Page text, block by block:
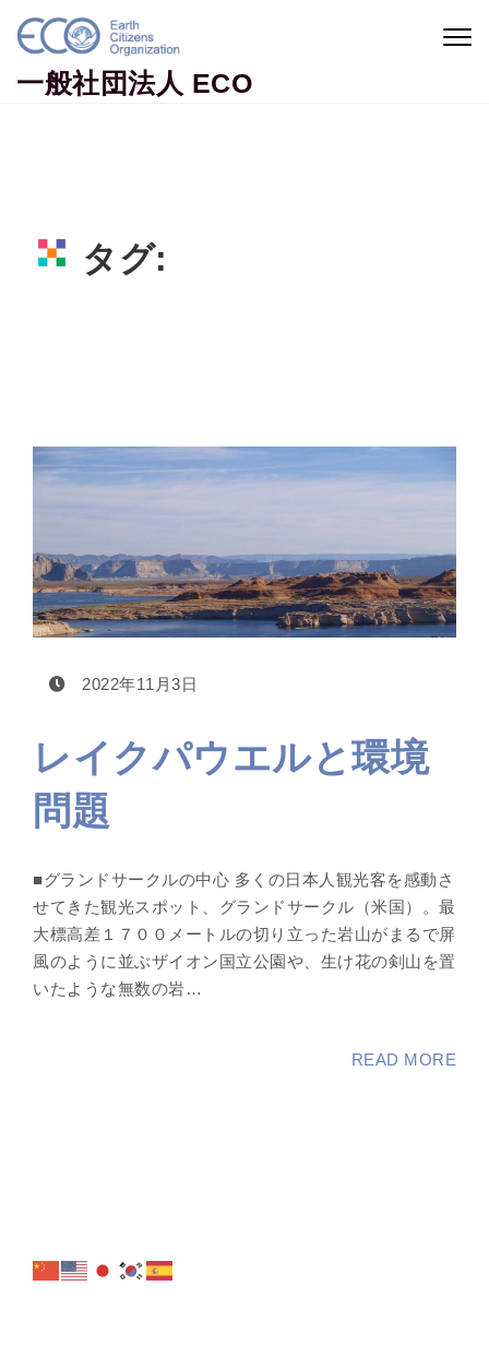
Skip to content
一般社団法人 ECO
タグ:
2022年11月3日
レイクパウエルと環境
問題
■グランドサークルの中心 多くの日本人観光客を感動さ
せてきた観光スポット、グランドサークル（米国）。最
大標高差１７００メートルの切り立った岩山がまるで屏
風のように並ぶザイオン国立公園や、生け花の剣山を置
いたような無数の岩…
READ MORE